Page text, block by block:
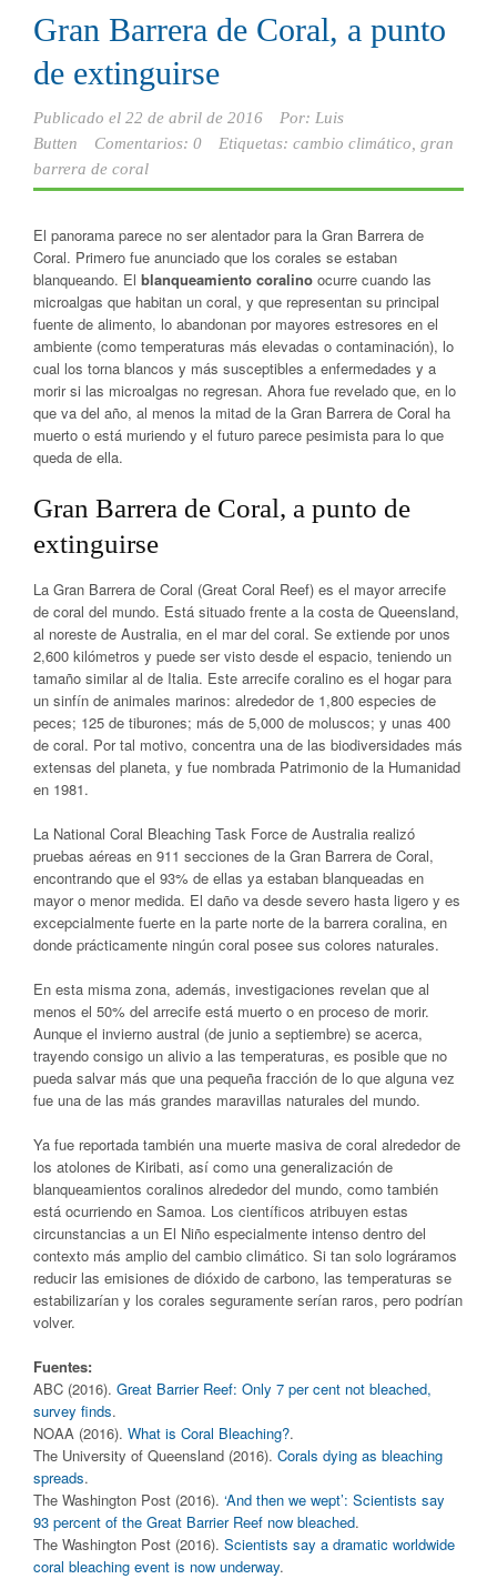
Gran Barrera de Coral, a punto
de extinguirse
Publicado el 22 de abril de 2016 Por: Luis
Butten
Comentarios: 0 Etiquetas: cambio climático, gran
barrera de coral
El panorama parece no ser alentador para la Gran Barrera de
Coral. Primero fue anunciado que los corales se estaban
blanqueando. El blanqueamiento coralino ocurre cuando las
microalgas que habitan un coral, y que representan su principal
fuente de alimento, lo abandonan por mayores estresores en el
ambiente (como temperaturas más elevadas o contaminación), lo
cual los torna blancos y más susceptibles a enfermedades y a
morir si las microalgas no regresan. Ahora fue revelado que, en lo
que va del año, al menos la mitad de la Gran Barrera de Coral ha
muerto o está muriendo y el futuro parece pesimista para lo que
queda de ella.
Gran Barrera de Coral, a punto de
extinguirse
La Gran Barrera de Coral (Great Coral Reef) es el mayor arrecife
de coral del mundo. Está situado frente a la costa de Queensland,
al noreste de Australia, en el mar del coral. Se extiende por unos
2,600 kilómetros y puede ser visto desde el espacio, teniendo un
tamaño similar al de Italia. Este arrecife coralino es el hogar para
un sinfín de animales marinos: alrededor de 1,800 especies de
peces; 125 de tiburones; más de 5,000 de moluscos; y unas 400
de coral. Por tal motivo, concentra una de las biodiversidades más
extensas del planeta, y fue nombrada Patrimonio de la Humanidad
en 1981.
La National Coral Bleaching Task Force de Australia realizó
pruebas aéreas en 911 secciones de la Gran Barrera de Coral,
encontrando que el 93% de ellas ya estaban blanqueadas en
mayor o menor medida. El daño va desde severo hasta ligero y es
excepcialmente fuerte en la parte norte de la barrera coralina, en
donde prácticamente ningún coral posee sus colores naturales.
En esta misma zona, además, investigaciones revelan que al
menos el 50% del arrecife está muerto o en proceso de morir.
Aunque el invierno austral (de junio a septiembre) se acerca,
trayendo consigo un alivio a las temperaturas, es posible que no
pueda salvar más que una pequeña fracción de lo que alguna vez
fue una de las más grandes maravillas naturales del mundo.
Ya fue reportada también una muerte masiva de coral alrededor de
los atolones de Kiribati, así como una generalización de
blanqueamientos coralinos alrededor del mundo, como también
está ocurriendo en Samoa. Los científicos atribuyen estas
circunstancias a un El Niño especialmente intenso dentro del
contexto más amplio del cambio climático. Si tan solo lográramos
reducir las emisiones de dióxido de carbono, las temperaturas se
estabilizarían y los corales seguramente serían raros, pero podrían
volver.
Fuentes:
ABC (2016). Great Barrier Reef: Only 7 per cent not bleached,
survey finds.
NOAA (2016). What is Coral Bleaching?.
The University of Queensland (2016). Corals dying as bleaching
spreads.
The Washington Post (2016). ‘And then we wept’: Scientists say
93 percent of the Great Barrier Reef now bleached.
The Washington Post (2016). Scientists say a dramatic worldwide
coral bleaching event is now underway.